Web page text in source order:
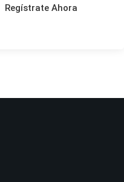
Regístrate Ahora